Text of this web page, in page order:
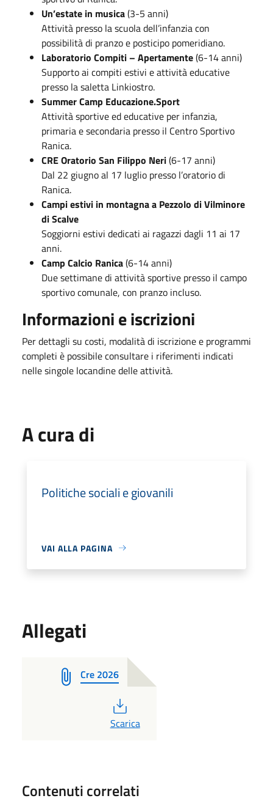
Un’estate in musica(3-5 anni)
Attività presso la scuola dell’infanzia con
possibilità di pranzo e posticipo pomeridiano.
Laboratorio Compiti – Apertamente(6-14 anni)
Supporto ai compiti estivi e attività educative
presso la saletta Linkiostro.
Summer Camp Educazione.Sport
Attività sportive ed educative per infanzia,
primaria e secondaria presso il Centro Sportivo
Ranica.
CRE Oratorio San Filippo Neri(6-17 anni)
Dal 22 giugno al 17 luglio presso l’oratorio di
Ranica.
Campi estivi in montagna a Pezzolo di Vilminore
di Scalve
Soggiorni estivi dedicati ai ragazzi dagli 11 ai 17
anni.
Camp Calcio Ranica(6-14 anni)
Due settimane di attività sportive presso il campo
sportivo comunale, con pranzo incluso.
Informazioni e iscrizioni
Per dettagli su costi, modalità di iscrizione e programmi
completi è possibile consultare i riferimenti indicati
nelle singole locandine delle attività.
A cura di
Politiche sociali e giovanili
VAI ALLA PAGINA
Allegati
Cre 2026
PDF
Scarica
Contenuti correlati